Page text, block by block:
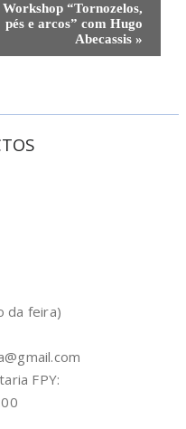
Workshop “Tornozelos,
pés e arcos” com Hugo
Abecassis »
da feira)
FPY: